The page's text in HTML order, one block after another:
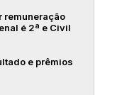
remuneração
é 2ª e Civil
e prêmios